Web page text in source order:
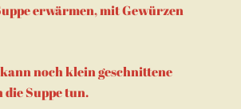
erwärmen, mit Gewürzen
noch klein geschnittene
Suppe tun.